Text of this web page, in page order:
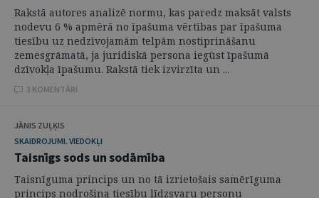
Rakstā autores analizē normu, kas paredz maksāt valsts
nodevu 6 % apmērā no īpašuma vērtības par īpašuma
tiesību uz nedzīvojamām telpām nostiprināšanu
zemesgrāmatā, ja juridiskā persona iegūst īpašumā
dzīvokļa īpašumu. Rakstā tiek izvirzīta un ...
3 KOMENTĀRI
JĀNIS ZUĻĶIS
SKAIDROJUMI. VIEDOKĻI
Taisnīgs sods un sodāmība
Taisnīguma princips un no tā izrietošais samērīguma
princips nodrošina tiesību līdzsvaru personu